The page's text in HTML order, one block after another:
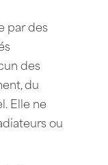
par des
des
du
Elle ne
ou